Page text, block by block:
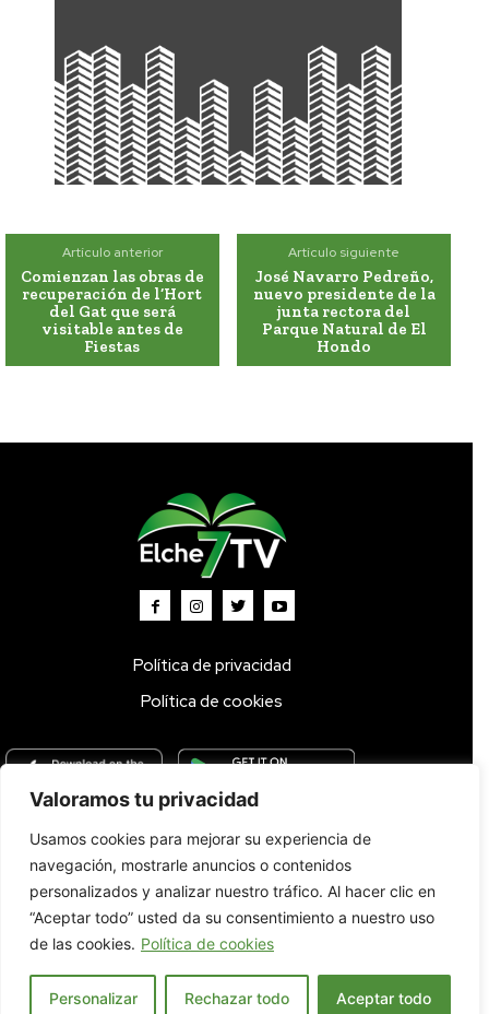
Valoramos tu privacidad
Usamos cookies para mejorar su experiencia de
navegación, mostrarle anuncios o contenidos
personalizados y analizar nuestro tráfico. Al hacer clic en
“Aceptar todo” usted da su consentimiento a nuestro uso
de las cookies. Política de cookies
Personalizar Rechazar todo Aceptar todo
Artículo anterior
Comienzan las obras de
recuperación de l’Hort
del Gat que será
visitable antes de
Fiestas
Artículo siguiente
José Navarro Pedreño,
nuevo presidente de la
junta rectora del
Parque Natural de El
Hondo
Política de privacidad
Política de cookies
TV DIRECTO 🔴 Programas Parrilla
Radio
Bolsa de Trabajo Contacto